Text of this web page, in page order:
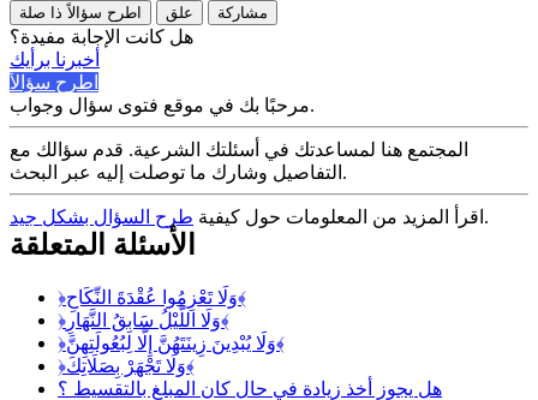
اطرح سؤالاً ذا صلة علق مشاركة
هل كانت الإجابة مفيدة؟
أخبرنا برأيك
اطرح سؤالاً
مرحبًا بك في موقع فتوى سؤال وجواب.
المجتمع هنا لمساعدتك في أسئلتك الشرعية. قدم سؤالك مع
التفاصيل وشارك ما توصلت إليه عبر البحث.
اقرأ المزيد من المعلومات حول كيفية طرح السؤال بشكل جيد .
الأسئلة المتعلقة
﴿وَلَا تَعْزِمُوا عُقْدَةَ النِّكَاحِ﴾
﴿وَلَا اللَّيْلُ سَابِقُ النَّهَارِ﴾
﴿وَلَا يُبْدِينَ زِينَتَهُنَّ إِلَّا لِبُعُولَتِهِنَّ﴾
﴿وَلَا تَجْهَرْ بِصَلَاتِكَ﴾
هل يجوز أخذ زيادة في حال كان المبلغ بالتقسيط ؟